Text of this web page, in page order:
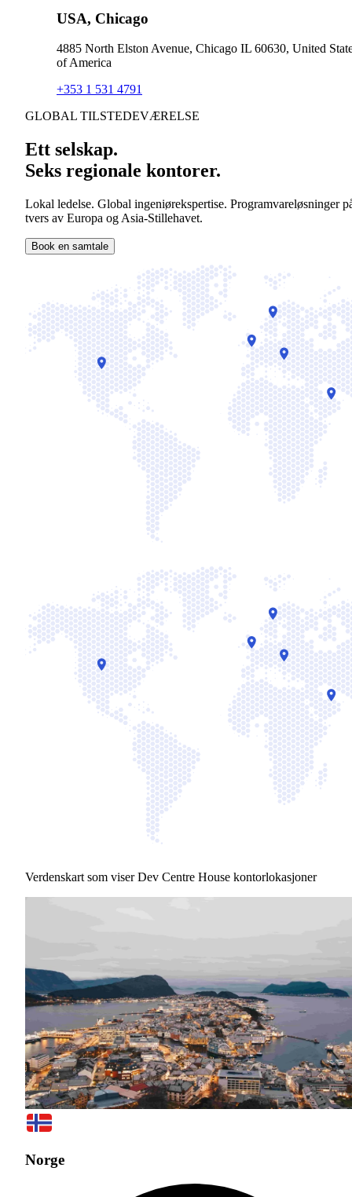
USA, Chicago
4885 North Elston Avenue, Chicago IL 60630, United
of America
+353 1 531 4791
GLOBAL TILSTEDEVÆRELSE
Ett selskap.
Seks regionale kontorer.
Lokal ledelse. Global ingeniørekspertise. Programvareløsninger
tvers av Europa og Asia-Stillehavet.
Book en samtale
Verdenskart som viser Dev Centre House kontorlokasjoner
Norge